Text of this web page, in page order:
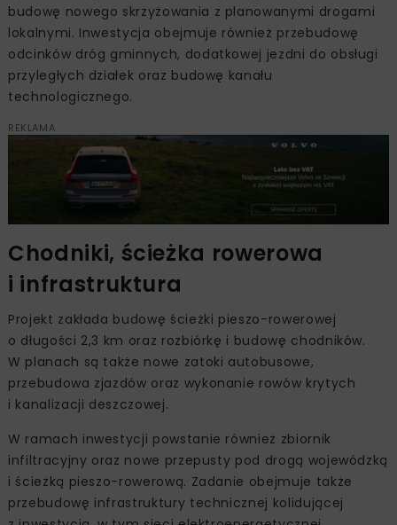
budowę nowego skrzyżowania z planowanymi drogami
lokalnymi. Inwestycja obejmuje również przebudowę
odcinków dróg gminnych, dodatkowej jezdni do obsługi
przyległych działek oraz budowę kanału
technologicznego.
REKLAMA
Chodniki, ścieżka rowerowa
i infrastruktura
Projekt zakłada budowę ścieżki pieszo-rowerowej
o długości 2,3 km oraz rozbiórkę i budowę chodników.
W planach są także nowe zatoki autobusowe,
przebudowa zjazdów oraz wykonanie rowów krytych
i kanalizacji deszczowej.
W ramach inwestycji powstanie również zbiornik
infiltracyjny oraz nowe przepusty pod drogą wojewódzką
i ścieżką pieszo-rowerową. Zadanie obejmuje także
przebudowę infrastruktury technicznej kolidującej